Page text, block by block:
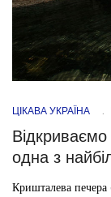
ЦІКАВА УКРАЇНА
одна з
Кришталева печера